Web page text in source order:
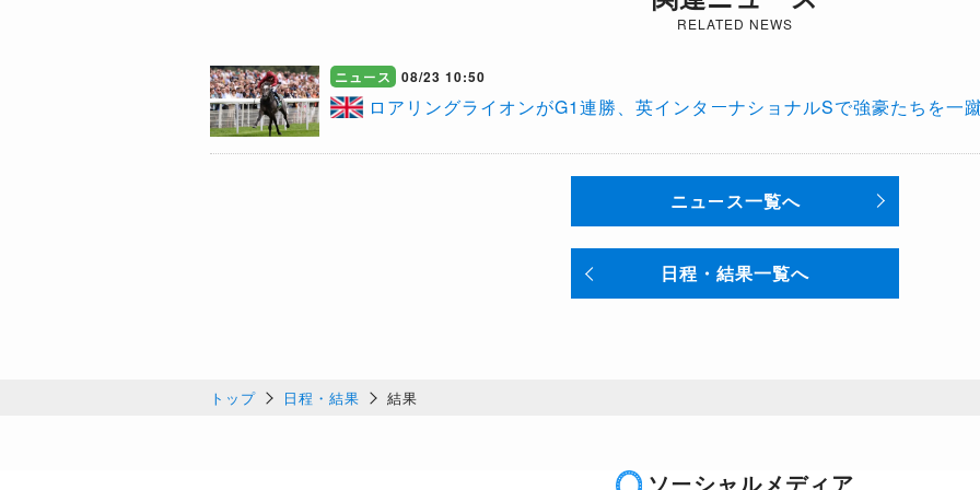
RELATED NEWS
ニュース 08/23 10:50
ロアリングライオンがG1連勝、英インターナショナルSで強豪たちを一
ニュース一覧へ
日程・結果一覧へ
トップ 日程・結果 結果
ソーシャルメディア